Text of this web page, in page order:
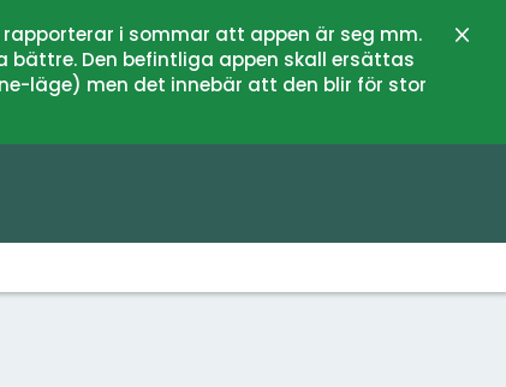
i sommar att appen är seg mm.
bättre. Den befintliga appen skall ersättas
läge) men det innebär att den blir för stor
Sulje